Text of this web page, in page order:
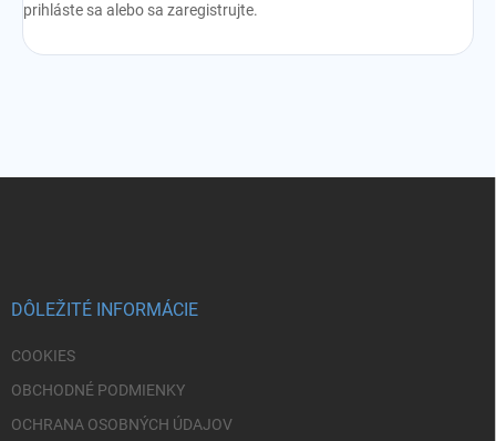
prihláste sa alebo sa zaregistrujte.
DÔLEŽITÉ INFORMÁCIE
COOKIES
OBCHODNÉ PODMIENKY
OCHRANA OSOBNÝCH ÚDAJOV